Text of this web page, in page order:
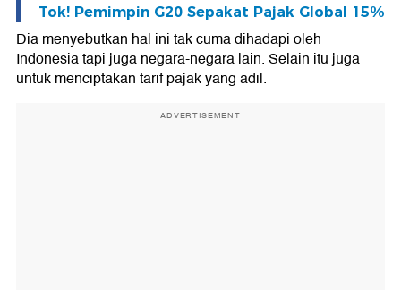
Tok! Pemimpin G20 Sepakat Pajak Global 15%
Dia menyebutkan hal ini tak cuma dihadapi oleh
Indonesia tapi juga negara-negara lain. Selain itu juga
untuk menciptakan tarif pajak yang adil.
ADVERTISEMENT